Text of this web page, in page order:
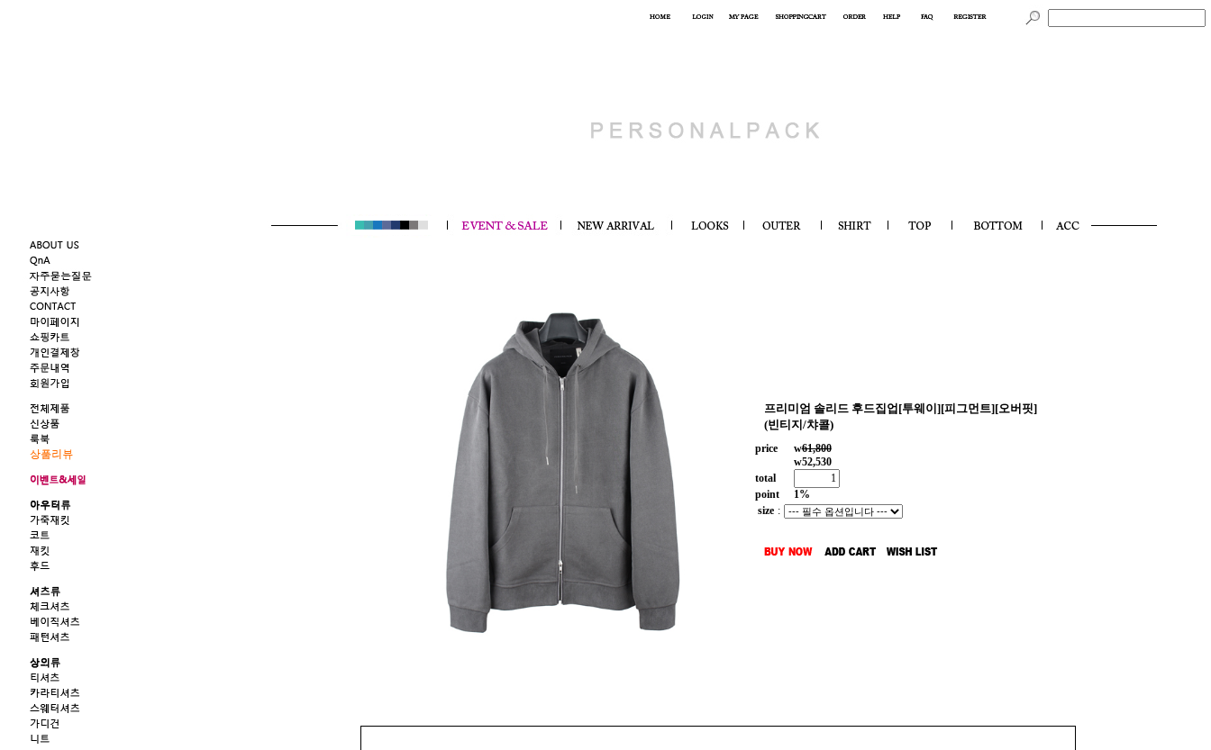
프리미엄 솔리드 후드집업[투웨이][피그먼트][오버핏]
(빈티지/챠콜)
price w61,800
w52,530
total
point
1%
size :